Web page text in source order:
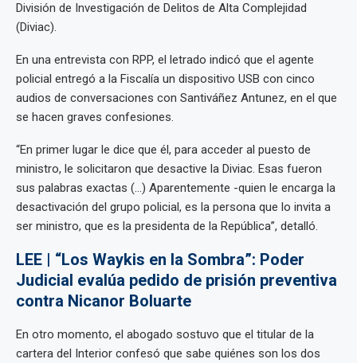
División de Investigación de Delitos de Alta Complejidad
(Diviac).
En una entrevista con RPP, el letrado indicó que el agente
policial entregó a la Fiscalía un dispositivo USB con cinco
audios de conversaciones con Santiváñez Antunez, en el que
se hacen graves confesiones.
“En primer lugar le dice que él, para acceder al puesto de
ministro, le solicitaron que desactive la Diviac. Esas fueron
sus palabras exactas (…) Aparentemente -quien le encarga la
desactivación del grupo policial, es la persona que lo invita a
ser ministro, que es la presidenta de la República”, detalló.
LEE | “Los Waykis en la Sombra”: Poder
Judicial evalúa pedido de prisión preventiva
contra Nicanor Boluarte
En otro momento, el abogado sostuvo que el titular de la
cartera del Interior confesó que sabe quiénes son los dos